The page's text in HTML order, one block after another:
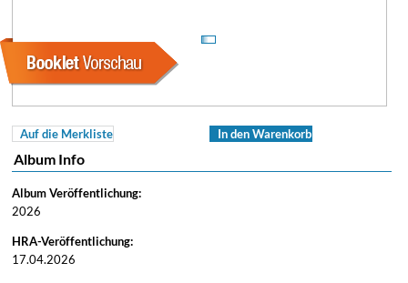
Auf die Merkliste In den Warenkorb
Album Info
Album Veröffentlichung:
2026
HRA-Veröffentlichung:
17.04.2026